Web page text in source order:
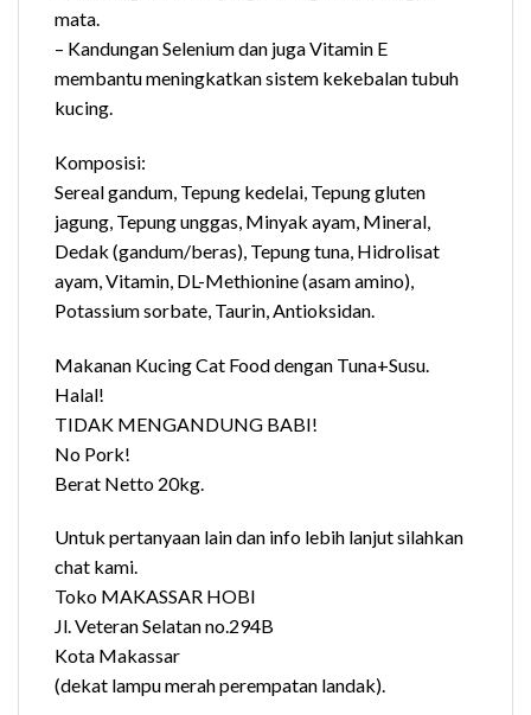
mata.
– Kandungan Selenium dan juga Vitamin E
membantu meningkatkan sistem kekebalan tubuh
kucing.
Komposisi:
Sereal gandum, Tepung kedelai, Tepung gluten
jagung, Tepung unggas, Minyak ayam, Mineral,
Dedak (gandum/beras), Tepung tuna, Hidrolisat
ayam, Vitamin, DL-Methionine (asam amino),
Potassium sorbate, Taurin, Antioksidan.
Makanan Kucing Cat Food dengan Tuna+Susu.
Halal!
TIDAK MENGANDUNG BABI!
No Pork!
Berat Netto 20kg.
Untuk pertanyaan lain dan info lebih lanjut silahkan
chat kami.
Toko MAKASSAR HOBI
Jl. Veteran Selatan no.294B
Kota Makassar
(dekat lampu merah perempatan landak).